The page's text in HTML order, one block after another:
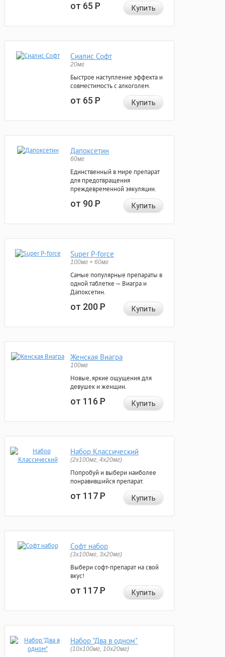
от 65Р Купить
Сиалис Софт
20мг
Быстрое наступление эффекта и
совместимость с алкоголем.
от 65Р Купить
Дапоксетин
60мг
Единственный в мире препарат
для предотвращения
преждевременной эякуляции.
от 90Р Купить
Super P-force
100мг + 60мг
Самые популярные препараты в
одной таблетке — Виагра и
Дапоксетин.
от 200Р Купить
Женская Виагра
100мг
Новые, яркие ощущения для
девушек и женщин.
от 116Р Купить
Набор Классический
(2x100мг, 4x20мг)
Попробуй и выбери наиболее
понравившийся препарат.
от 117Р Купить
Софт набор
(3x100мг, 3x20мг)
Выбери софт-препарат на свой
вкус!
от 117Р Купить
Набор "Два в одном"
(10x100мг, 10x20мг)